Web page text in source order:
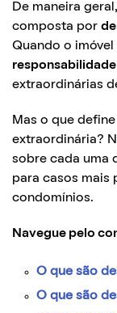
De maneira
composta por
Quando o
extraordinárias
Mas o que
extraordinária?
sobre cada uma
para casos mais
condomínios.
Navegue pelo
O que são
O que são